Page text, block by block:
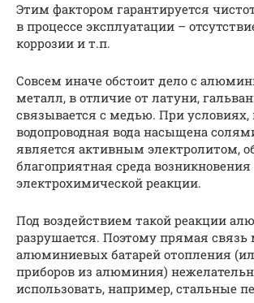
Этим фактором гарантируется
в процессе эксплуатации –
коррозии и т.п.
Совсем иначе обстоит дело с
металл, в отличие от латуни,
связывается с медью. При условиях,
водопроводная вода насыщена
является активным электролитом,
благоприятная среда возникновения
электрохимической реакции.
Под воздействием такой реакции
разрушается. Поэтому прямая
алюминиевых батарей отопления
приборов из алюминия)
использовать, например, стальные